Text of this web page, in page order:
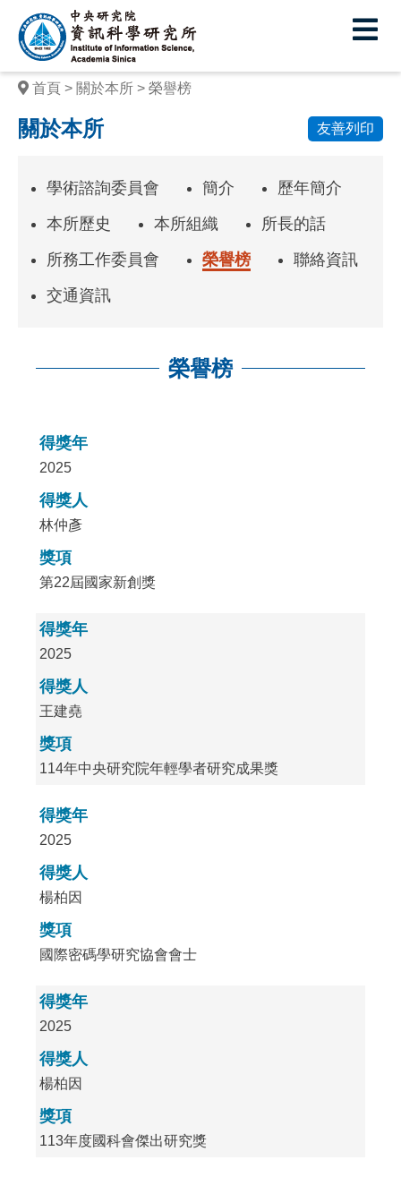
中
央
研
究
院
學
研
所
首頁 關於本所 榮譽榜
關於本所 友善列印
學術諮詢委員會 簡介
歷年簡介
本所歷史
本所組織
所長的話
所務工作委員會
榮譽榜
聯絡資訊
交通資訊
榮譽榜
得獎年
2025
得獎人
林仲彥
獎項
第22屆國家新創獎
得獎年
2025
得獎人
王建堯
獎項
114年中央研究院年輕學者研究成果獎
得獎年
2025
得獎人
楊柏因
獎項
國際密碼學研究協會會士
得獎年
2025
得獎人
楊柏因
獎項
113年度國科會傑出研究獎